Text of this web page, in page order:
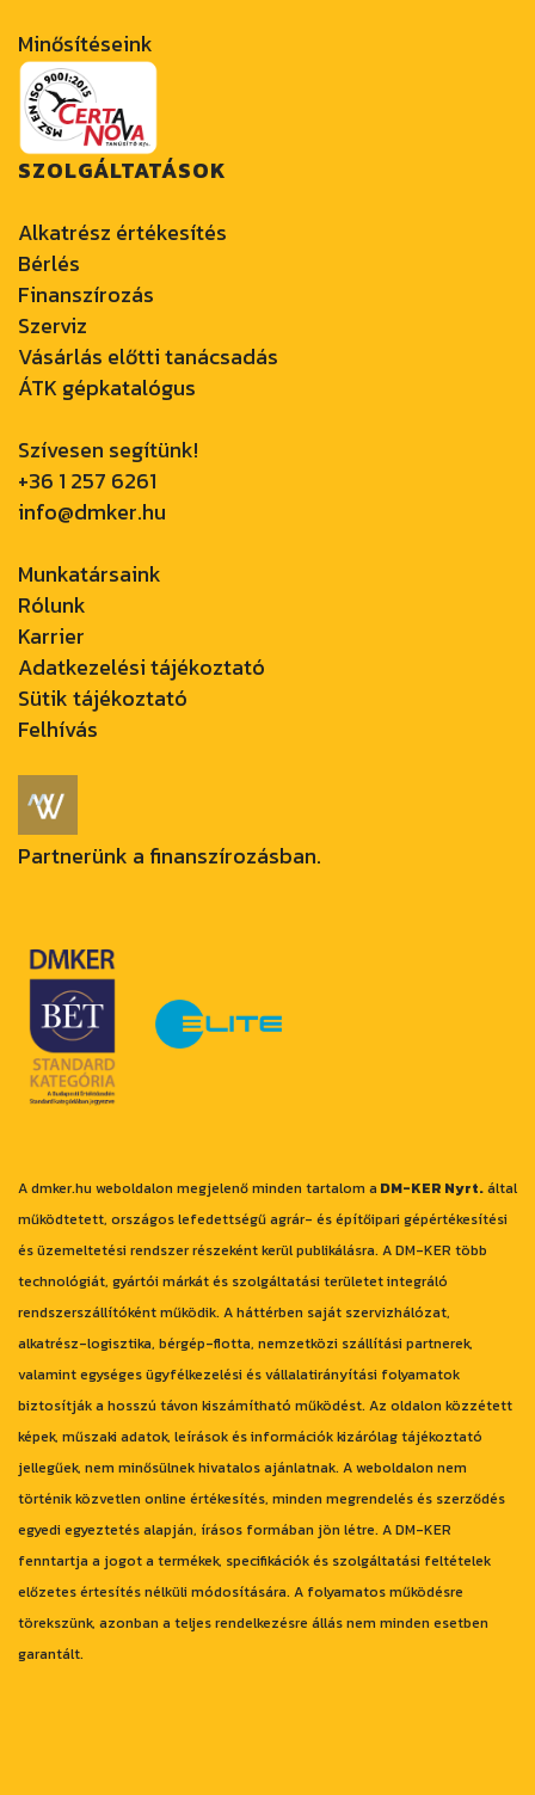
Minősítéseink
SZOLGÁLTATÁSOK
Alkatrész értékesítés
Bérlés
Finanszírozás
Szerviz
Vásárlás előtti tanácsadás
ÁTK gépkatalógus
Szívesen segítünk!
+36 1 257 6261
info@dmker.hu
Munkatársaink
Rólunk
Karrier
Adatkezelési tájékoztató
Sütik tájékoztató
Felhívás
Partnerünk a finanszírozásban.
A dmker.hu weboldalon megjelenő minden tartalom a DM-KER Nyrt.által
működtetett, országos lefedettségű agrár- és építőipari gépértékesítési
és üzemeltetési rendszer részeként kerül publikálásra. A DM-KER több
technológiát, gyártói márkát és szolgáltatási területet integráló
rendszerszállítóként működik. A háttérben saját szervizhálózat,
alkatrész-logisztika, bérgép-flotta, nemzetközi szállítási partnerek,
valamint egységes ügyfélkezelési és vállalatirányítási folyamatok
biztosítják a hosszú távon kiszámítható működést. Az oldalon közzétett
képek, műszaki adatok, leírások és információk kizárólag tájékoztató
jellegűek, nem minősülnek hivatalos ajánlatnak. A weboldalon nem
történik közvetlen online értékesítés, minden megrendelés és szerződés
egyedi egyeztetés alapján, írásos formában jön létre. A DM-KER
fenntartja a jogot a termékek, specifikációk és szolgáltatási feltételek
előzetes értesítés nélküli módosítására. A folyamatos működésre
törekszünk, azonban a teljes rendelkezésre állás nem minden esetben
garantált.